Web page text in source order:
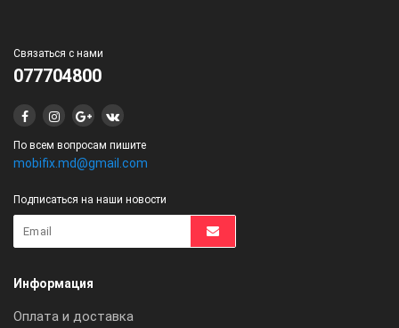
Связаться с нами
077704800
По всем вопросам пишите
mobifix.md@gmail.com
Подписаться на наши новости
Информация
Оплата и доставка